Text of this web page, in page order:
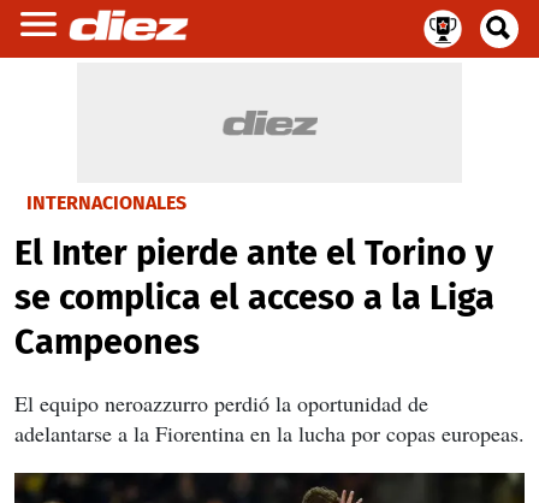
INTERNACIONALES
El Inter pierde ante el Torino y
se complica el acceso a la Liga
Campeones
El equipo neroazzurro perdió la oportunidad de
adelantarse a la Fiorentina en la lucha por copas europeas.